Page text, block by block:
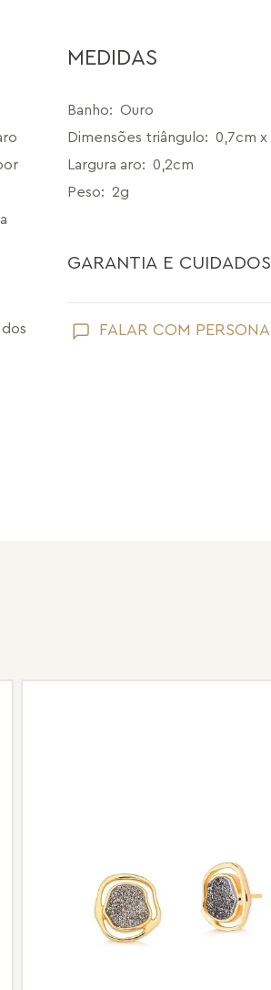
MEDIDAS
Banho: Ouro
Dimensões triângulo: 0,7cm x
Largura aro: 0,2cm
Peso: 2g
GARANTIA E CUIDADOS
Como toda joia, sua peça Maria
Algumas peças desenvolvidas ao
FALAR COM